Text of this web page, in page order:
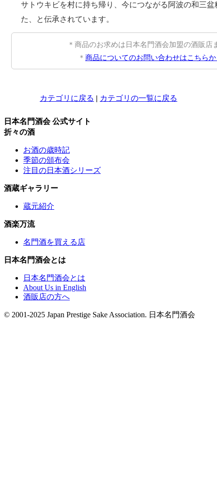
サトウキビを村に持ち帰り、今につながる阿波の和三
た、と伝承されています。
＊商品のお求めは日本名門酒会加盟の酒販店
＊ 商品についてのお問い合わせはこちら
カテゴリに戻る | カテゴリの一覧に戻る
日本名門酒会 公式サイト
折々の酒
お酒の歳時記
季節の頒布会
注目の日本酒シリーズ
酒蔵ギャラリー
蔵元紹介
酒楽万流
名門酒を買える店
日本名門酒会とは
日本名門酒会とは
About Us in English
酒販店の方へ
© 2001-2025 Japan Prestige Sake Association. 日本名門酒会